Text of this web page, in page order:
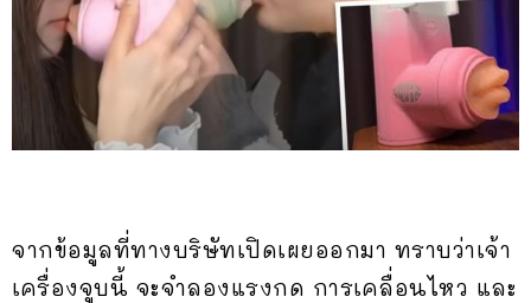
จากข้อมูลที่ทางบริษัทเปิดเผยออกมา ทราบว่าเจ้า
เครื่องจูบนี้ จะจำลองแรงกด การเคลื่อนไหว และ